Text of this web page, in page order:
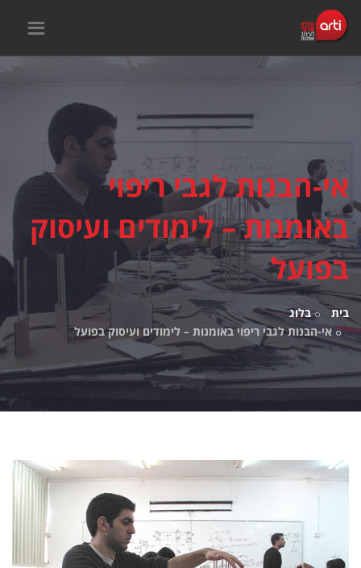
אי-הבנות לגבי ריפוי
באומנות – לימודים ועיסוק
בפועל
בית
בלוג
אי-הבנות לגבי ריפוי באומנות – לימודים ועיסוק בפועל